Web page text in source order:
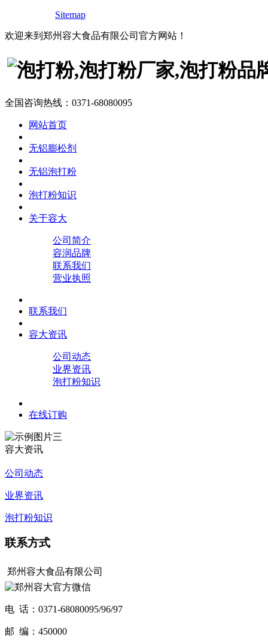
Sitemap
欢迎来到郑州容大食品有限公司官方网站！
全国咨询热线： 0371-68080095
网站首页
无铝膨松剂
无铝泡打粉
泡打粉知识
关于容大
公司简介
容润品牌
联系我们
营业执照
联系我们
容大资讯
公司动态
业界资讯
泡打粉知识
在线订购
容大资讯
公司动态
业界资讯
泡打粉知识
联系方式
郑州容大食品有限公司
电 话：0371-68080095/96/97
邮 编：450000